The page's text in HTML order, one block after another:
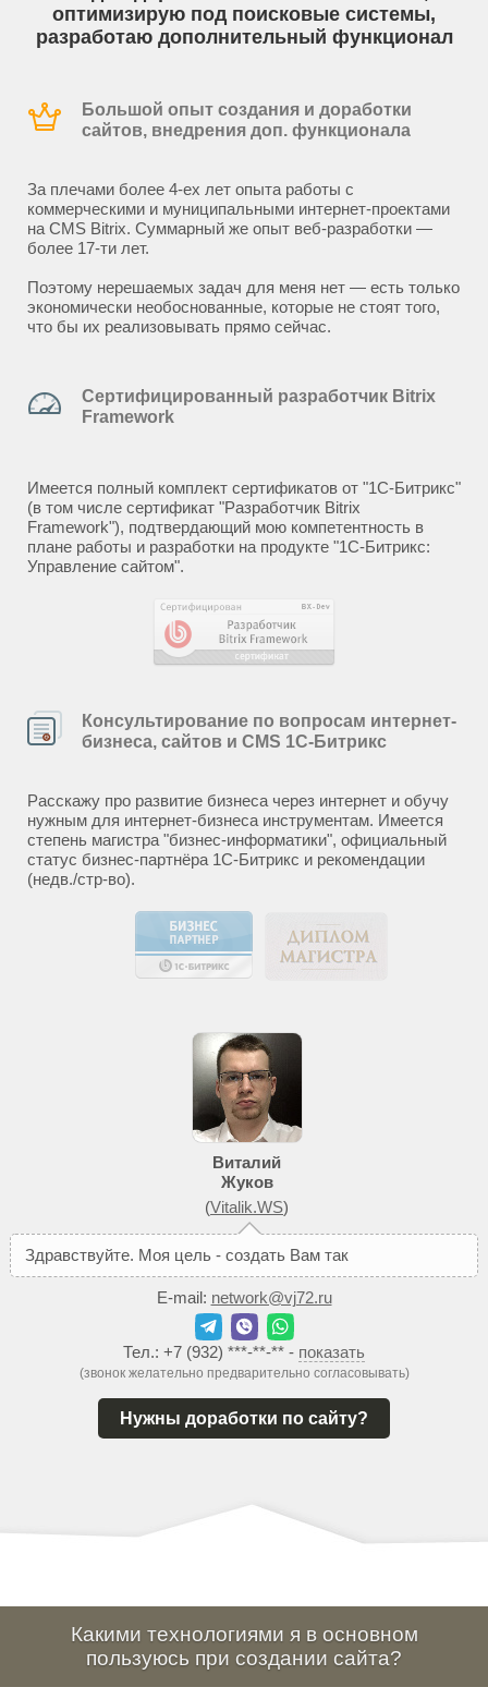
оптимизирую под поисковые системы,
разработаю дополнительный функционал
Большой опыт создания и доработки
сайтов, внедрения доп. функционала
За плечами более 4-ех лет опыта работы с
коммерческими и муниципальными интернет-проектами
на CMS Bitrix. Суммарный же опыт веб-разработки —
более 17-ти лет.
Поэтому нерешаемых задач для меня нет — есть только
экономически необоснованные, которые не стоят того,
что бы их реализовывать прямо сейчас.
Сертифицированный разработчик Bitrix
Framework
Имеется полный комплект сертификатов от "1С-Битрикс"
(в том числе сертификат "Разработчик Bitrix
Framework"), подтвердающий мою компетентность в
плане работы и разработки на продукте "1С-Битрикс:
Управление сайтом".
Консультирование по вопросам интернет-
бизнеса, сайтов и CMS 1С-Битрикс
Расскажу про развитие бизнеса через интернет и обучу
нужным для интернет-бизнеса инструментам. Имеется
степень магистра "бизнес-информатики", официальный
статус бизнес-партнёра 1С-Битрикс и рекомендации
(недв./стр-во).
Виталий
Жуков
(Vitalik.WS)
Здравствуйте. Моя цель - создать Вам тако
E-mail: network@vj72.ru
Тел.: +7 (932) ***-**-** - показать
(звонок желательно предварительно согласовывать)
Нужны доработки по сайту?
Какими технологиями я в основном
пользуюсь при создании сайта?